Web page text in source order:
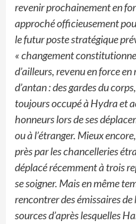
revenir prochainement en
approché officieusement
le futur poste stratégique
« changement
d’ailleurs, revenu en force
d’antan : des gardes du
toujours occupé à Hydra et
honneurs lors de ses
ou à l’étranger. Mieux
près par les chancelleries
déplacé récemment à trois
se soigner. Mais en même
rencontrer des émissaires
sources d’après lesquelles